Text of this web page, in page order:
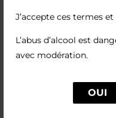
J’accepte ces termes
L’abus d’alcool est
avec modération.
OUI